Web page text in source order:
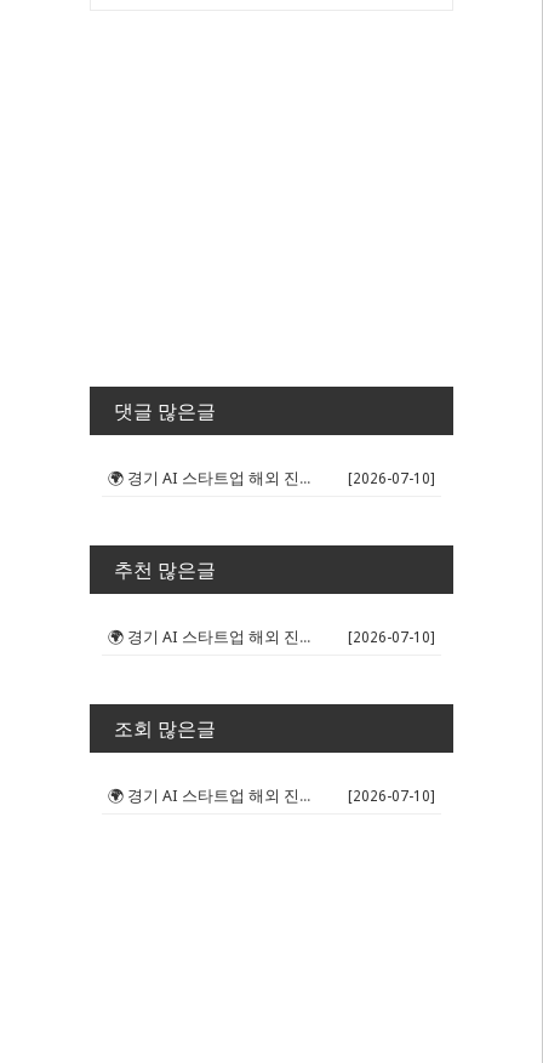
댓글 많은글
🌍 경기 AI 스타트업 해외 진출 판... [2026-07-10]
추천 많은글
🌍 경기 AI 스타트업 해외 진출 판... [2026-07-10]
조회 많은글
🌍 경기 AI 스타트업 해외 진출 판... [2026-07-10]